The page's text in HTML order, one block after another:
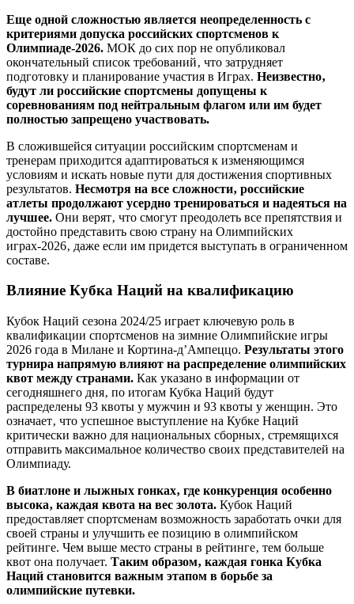
Еще одной сложностью является неопределенность с
критериями допуска российских спортсменов к
Олимпиаде-2026. МОК до сих пор не опубликовал
окончательный список требований‚ что затрудняет
подготовку и планирование участия в Играх. Неизвестно‚
будут ли российские спортсмены допущены к
соревнованиям под нейтральным флагом или им будет
полностью запрещено участвовать.
В сложившейся ситуации российским спортсменам и
тренерам приходится адаптироваться к изменяющимся
условиям и искать новые пути для достижения спортивных
результатов. Несмотря на все сложности‚ российские
атлеты продолжают усердно тренироваться и надеяться на
лучшее. Они верят‚ что смогут преодолеть все препятствия и
достойно представить свою страну на Олимпийских
играх-2026‚ даже если им придется выступать в ограниченном
составе.
Влияние Кубка Наций на квалификацию
Кубок Наций сезона 2024/25 играет ключевую роль в
квалификации спортсменов на зимние Олимпийские игры
2026 года в Милане и Кортина-д’Ампеццо. Результаты этого
турнира напрямую влияют на распределение олимпийских
квот между странами. Как указано в информации от
сегодняшнего дня‚ по итогам Кубка Наций будут
распределены 93 квоты у мужчин и 93 квоты у женщин. Это
означает‚ что успешное выступление на Кубке Наций
критически важно для национальных сборных‚ стремящихся
отправить максимальное количество своих представителей на
Олимпиаду.
В биатлоне и лыжных гонках‚ где конкуренция особенно
высока‚ каждая квота на вес золота. Кубок Наций
предоставляет спортсменам возможность заработать очки для
своей страны и улучшить ее позицию в олимпийском
рейтинге. Чем выше место страны в рейтинге‚ тем больше
квот она получает. Таким образом‚ каждая гонка Кубка
Наций становится важным этапом в борьбе за
олимпийские путевки.